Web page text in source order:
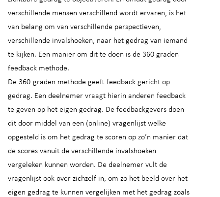
verschillende mensen verschillend wordt ervaren, is het
van belang om van verschillende perspectieven,
verschillende invalshoeken, naar het gedrag van iemand
te kijken. Een manier om dit te doen is de 360 graden
feedback methode.
De 360-graden methode geeft feedback gericht op
gedrag. Een deelnemer vraagt hierin anderen feedback
te geven op het eigen gedrag. De feedbackgevers doen
dit door middel van een (online) vragenlijst welke
opgesteld is om het gedrag te scoren op zo’n manier dat
de scores vanuit de verschillende invalshoeken
vergeleken kunnen worden. De deelnemer vult de
vragenlijst ook over zichzelf in, om zo het beeld over het
eigen gedrag te kunnen vergelijken met het gedrag zoals